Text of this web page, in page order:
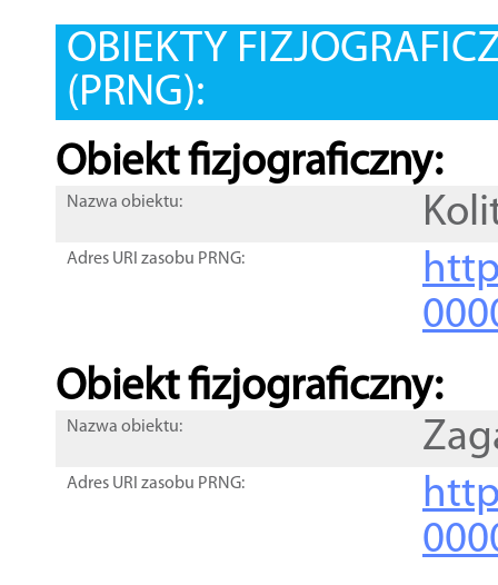
OBIEKTY
(PRNG):
Obiekt fizjograficzny:
Nazwa obiektu:
Adres URI zasobu PRNG:
Obiekt fizjograficzny:
Nazwa obiektu:
Adres URI zasobu PRNG: